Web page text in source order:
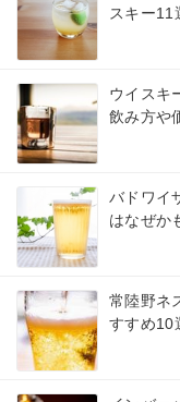
スキー11
ウイスキ
飲み方や
バドワイ
はなぜか
常陸野ネ
すすめ10